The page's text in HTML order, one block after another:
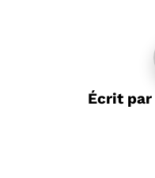
Écrit par